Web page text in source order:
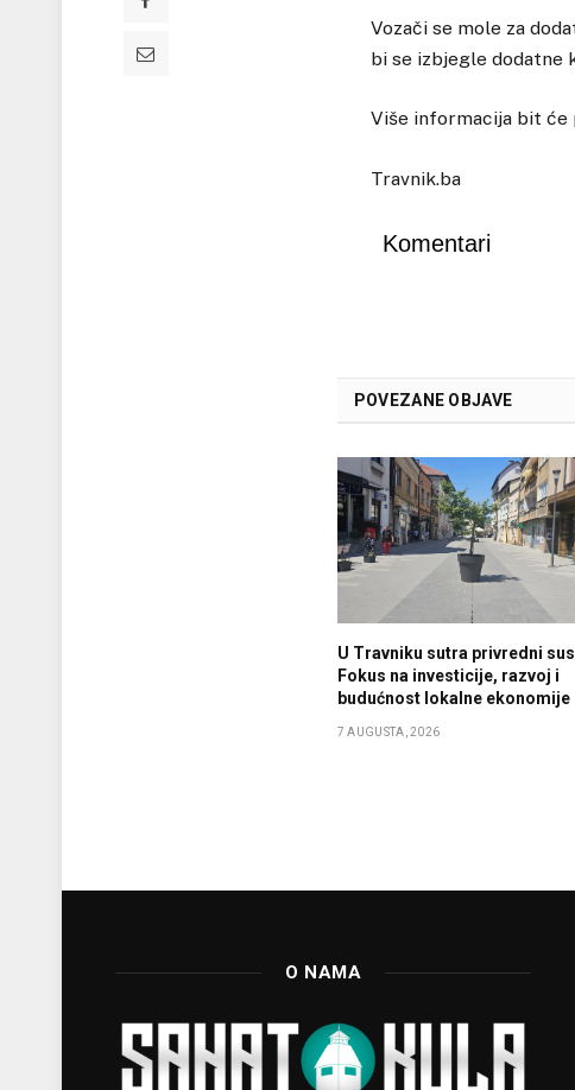
Vozači se mole za
bi se izbjegle dodatne
Više informacija bit će
Travnik.ba
Komentari
POVEZANE OBJAVE
U Travniku sutra privredni
Fokus na investicije, razvoj i
budućnost lokalne ekonomije
7 AUGUSTA, 2026
O NAMA